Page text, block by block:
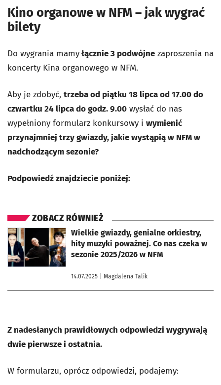
Kino organowe w NFM – jak wygrać
bilety
Do wygrania mamyłącznie 3 podwójne zaproszenia na
koncerty Kina organowego w NFM.
Aby je zdobyć, trzeba od piątku 18 lipca od 17.00 do
czwartku 24 lipca do godz. 9.00 wysłać do nas
wypełniony formularz konkursowy i wymienić
przynajmniej trzy gwiazdy, jakie wystąpią w NFM w
nadchodzącym sezonie?
Podpowiedź znajdziecie poniżej:
ZOBACZ RÓWNIEŻ
Wielkie gwiazdy, genialne orkiestry,
hity muzyki poważnej. Co nas czeka w
sezonie 2025/2026 w NFM
14.07.2025 | Magdalena Talik
otworzy się w nowej karcie
Z nadesłanych prawidłowych odpowiedzi wygrywają
dwie pierwsze i ostatnia.
W formularzu, oprócz odpowiedzi, podajemy: